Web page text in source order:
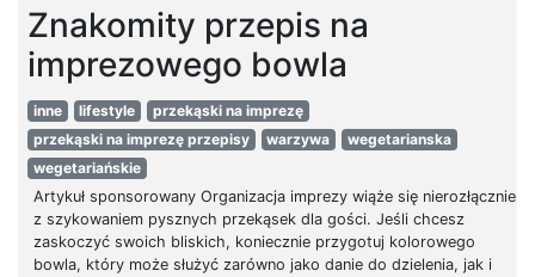
Znakomity przepis na
imprezowego bowla
inne lifestyle
przekąski na imprezę
przekąski na imprezę przepisy
warzywa
wegetarianska
wegetariańskie
Artykuł sponsorowany Organizacja imprezy wiąże się nierozłącznie
z szykowaniem pysznych przekąsek dla gości. Jeśli chcesz
zaskoczyć swoich bliskich, koniecznie przygotuj kolorowego
bowla, który może służyć zarówno jako danie do dzielenia, jak i